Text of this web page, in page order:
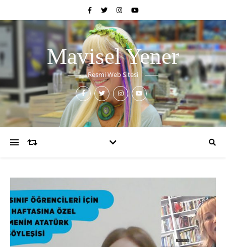
Mavisel Yener
Resmi Web Sitesi